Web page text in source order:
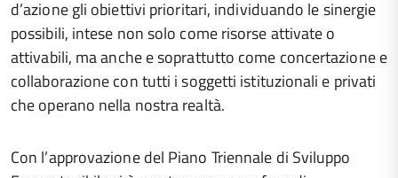
d’azione gli obiettivi prioritari, individuando le sinergie
possibili, intese non solo come risorse attivate o
attivabili, ma anche e soprattutto come concertazione e
collaborazione con tutti i soggetti istituzionali e privati
che operano nella nostra realtà.
Con l’approvazione del Piano Triennale di Sviluppo